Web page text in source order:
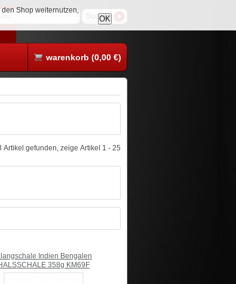
warenkorb (0,00 €)
Artikel gefunden, zeige Artikel 1 - 25
Indien Bengalen
358g KM69F
Shop weiternutzen,
OK